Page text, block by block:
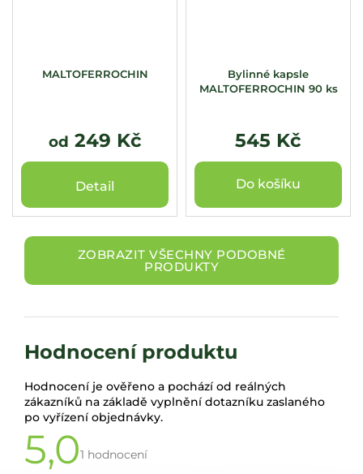
MALTOFERROCHIN
od 249 Kč
Detail
Bylinné kapsle
MALTOFERROCHIN 90 ks
545 Kč
Do košíku
ZOBRAZIT VŠECHNY PODOBNÉ
PRODUKTY
Hodnocení produktu
Hodnocení je ověřeno a pochází od reálných
zákazníků na základě vyplnění dotazníku zaslaného
po vyřízení objednávky.
5,0hodnocení
1 hodnocení